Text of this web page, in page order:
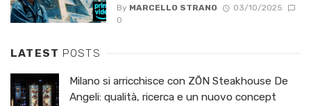
By MARCELLO STRANO
03/10/2025
0
LATEST POSTS
Milano si arricchisce con ZŌN Steakhouse De
Angeli: qualità, ricerca e un nuovo concept